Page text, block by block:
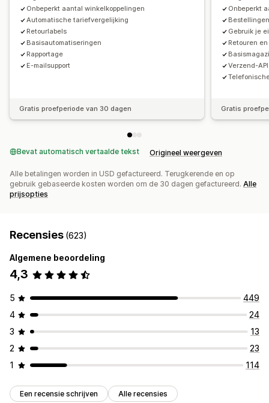
Onbeperkt aantal winkelkoppelingen
Automatische tariefvergelijking
Retourlabels
Basisautomatiseringen
Rapportage
E-mailsupport
Gratis proefperiode van 30 dagen
Onbeperkt
Gebruik je
Retouren
Verzend-API
Gratis
Bevat automatisch vertaalde tekst Origineel weergeven
Alle betalingen worden in USD gefactureerd. Terugkerende en op
gebruik gebaseerde kosten worden om de 30 dagen gefactureerd. Alle
prijsopties
Recensies (623)
Algemene beoordeling
4,3
5
449
4
24
3
13
2
23
1
114
Een recensie schrijven Alle recensies